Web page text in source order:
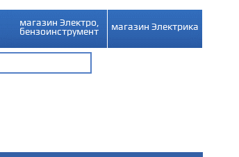
магазин Электро,
бензоинструмент
магазин Электрика